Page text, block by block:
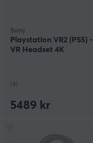
Sony
Playstation VR2 (PS5) -
VR Headset 4K
(4)
5489 kr